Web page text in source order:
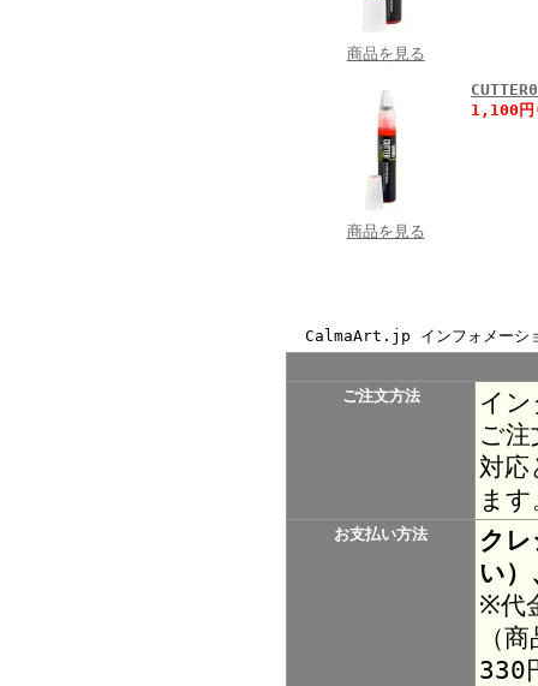
商品を見る
商品を見る
1,100
CalmaArt.jp インフォメーシ
ご注文方法
イ
ご
対
ま
お支払い方法
ク
い）
※代
（
330